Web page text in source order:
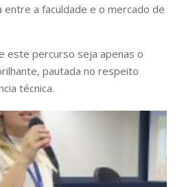
entre a faculdade e o mercado de
este percurso seja apenas o
pautada no respeito
técnica.